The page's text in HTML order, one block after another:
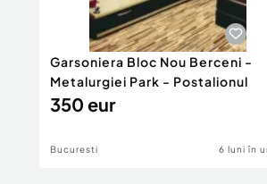
Garsoniera Bloc Nou Berceni -
Metalurgiei Park - Postalionul
350 eur
Bucuresti 6 luni în